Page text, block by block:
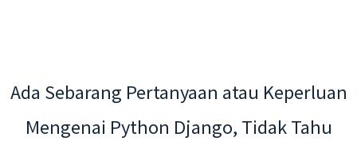
Ada Sebarang Pertanyaan atau Keperluan